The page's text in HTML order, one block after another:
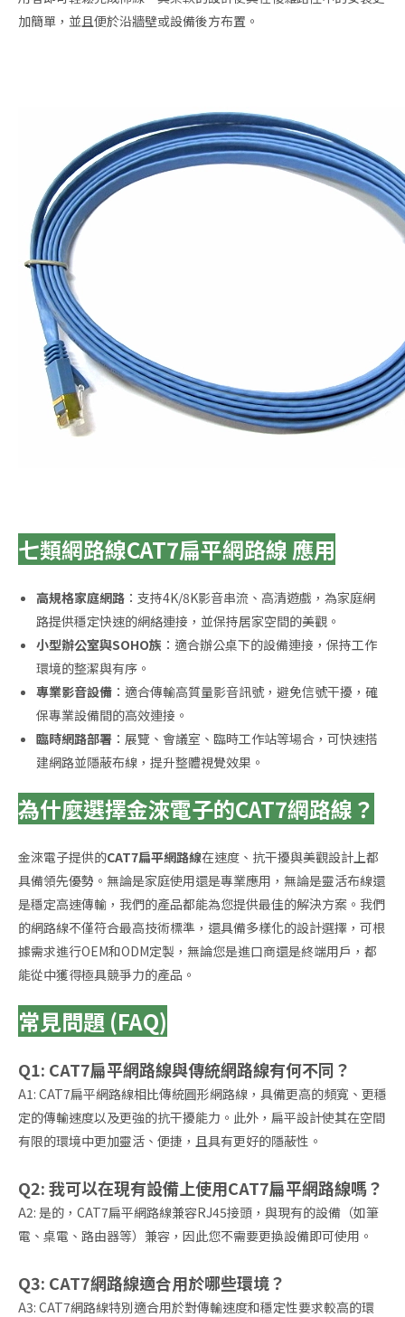
加簡單，並且便於沿牆壁或設備後方布置。
七類網路線CAT7扁平網路線 應用
高規格家庭網路 ：支持4K/8K影音串流、高清遊戲，為家庭網
路提供穩定快速的網絡連接，並保持居家空間的美觀。
小型辦公室與SOHO族 ：適合辦公桌下的設備連接，保持工作
環境的整潔與有序。
專業影音設備 ：適合傳輸高質量影音訊號，避免信號干擾，確
保專業設備間的高效連接。
臨時網路部署 ：展覽、會議室、臨時工作站等場合，可快速搭
建網路並隱蔽布線，提升整體視覺效果。
為什麼選擇金淶電子的CAT7網路線？
金淶電子提供的CAT7扁平網路線在速度、抗干擾與美觀設計上都
具備領先優勢。無論是家庭使用還是專業應用，無論是靈活布線還
是穩定高速傳輸，我們的產品都能為您提供最佳的解決方案。我們
的網路線不僅符合最高技術標準，還具備多樣化的設計選擇，可根
據需求進行OEM和ODM定製，無論您是進口商還是終端用戶，都
能從中獲得極具競爭力的產品。
常見問題 (FAQ)
Q1: CAT7扁平網路線與傳統網路線有何不同？
A1: CAT7扁平網路線相比傳統圓形網路線，具備更高的頻寬、更穩
定的傳輸速度以及更強的抗干擾能力。此外，扁平設計使其在空間
有限的環境中更加靈活、便捷，且具有更好的隱蔽性。
Q2: 我可以在現有設備上使用CAT7扁平網路線嗎？
A2: 是的，CAT7扁平網路線兼容RJ45接頭，與現有的設備（如筆
電、桌電、路由器等）兼容，因此您不需要更換設備即可使用。
Q3: CAT7網路線適合用於哪些環境？
A3: CAT7網路線特別適合用於對傳輸速度和穩定性要求較高的環